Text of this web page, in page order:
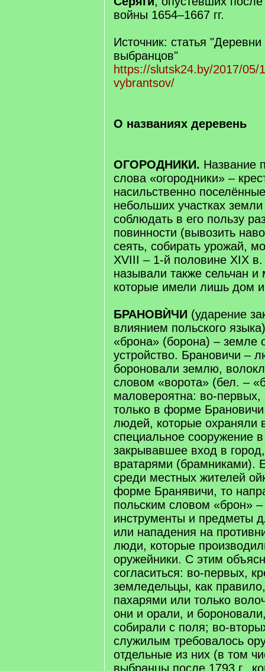
войны 1654–1667 гг.
Источник: статья "Деревни
выбранцов"
https://slutsk24.by/2017/05/
vybrantsov/
О названиях деревень
ОГОРОДНИКИ. Название
слова «огородники» –
насильственно
небольших участках
соблюдать в его пользу
повинности (вывозить
сеять, собирать урожай,
XVIII – 1-й половине XIX
называли также сельчан
которые имели лишь дом и
БРАНОВЍЧИ (ударение
влиянием польского
«брона» (борона) – земле
устройство. Брановичи –
бороновали землю,
словом «ворота» (бел. –
маловероятна: во-первых,
только в форме
людей, которые охраняли
специальное сооружение
закрывавшее вход в
вратарями (брамниками).
среди местных жителей
форме Бранявичи, то
польским словом «брон»
инструменты и предметы
или нападения на
люди, которые
оружейники. С этим
согласиться: во-первых,
земледельцы, как
пахарями или только
они и орали, и
собирали с поля; во-
служилым требовалось
отдельные из них (в том
выбранцы после 1793 г.,